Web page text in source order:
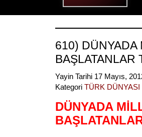
610) DÜNYADA
BAŞLATANLAR
Yayin Tarihi 17 Mayıs,
Kategori TÜRK DÜNYASI
DÜNYADA